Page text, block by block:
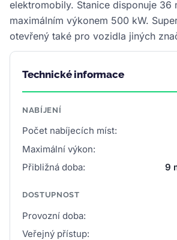
elektromobily. Stanice disponuje 36
maximálním výkonem 500 kW.
otevřený také pro vozidla jiných
Technické informace
NABÍJENÍ
Počet nabíjecích míst:
Maximální výkon:
Přibližná doba:
9
DOSTUPNOST
Provozní doba:
Veřejný přístup: